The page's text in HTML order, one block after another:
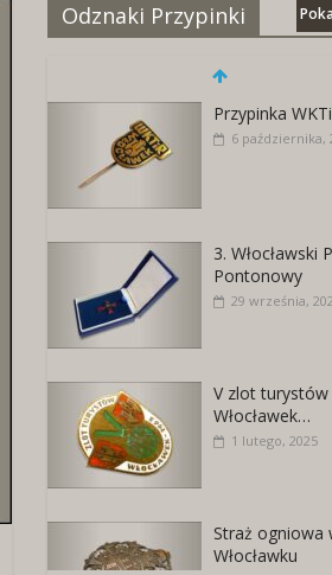
Odznaki Przypinki
Przypinka
6 października,
3. Włocławski
Pontonowy
29 września,
V zlot turystów
Włocławek…
1 lutego, 2025
Straż ogniowa
Włocławku